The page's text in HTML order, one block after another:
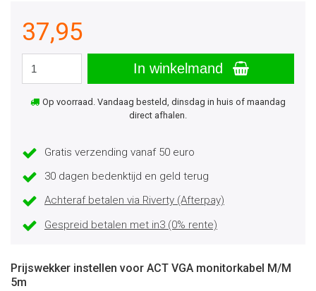
37,95
In winkelmand
Op voorraad. Vandaag besteld, dinsdag in huis of maandag
direct afhalen.
Gratis verzending vanaf 50 euro
30 dagen bedenktijd en geld terug
Achteraf betalen via Riverty (Afterpay)
Gespreid betalen met in3 (0% rente)
Prijswekker instellen voor ACT VGA monitorkabel M/M
5m